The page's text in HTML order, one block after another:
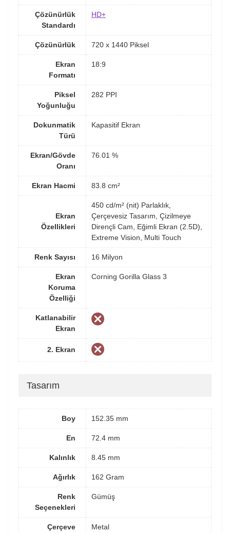
Çözünürlük
Standardı
HD+
Çözünürlük 720 x 1440 Piksel
Ekran
Formatı
18:9
Piksel
Yoğunluğu
282 PPI
Dokunmatik
Türü
Kapasitif Ekran
Ekran/Gövde
Oranı
76.01 %
Ekran Hacmi 83.8 cm²
Ekran
Özellikleri
450 cd/m² (nit) Parlaklık,
Çerçevesiz Tasarım, Çizilmeye
Dirençli Cam, Eğimli Ekran (2.5D),
Extreme Vision, Multi Touch
Renk Sayısı 16 Milyon
Ekran
Koruma
Özelliği
Corning Gorilla Glass 3
Katlanabilir
Ekran
2. Ekran
Tasarım
Boy 152.35 mm
En 72.4 mm
Kalınlık 8.45 mm
Ağırlık 162 Gram
Renk
Seçenekleri
Gümüş
Çerçeve
Metal